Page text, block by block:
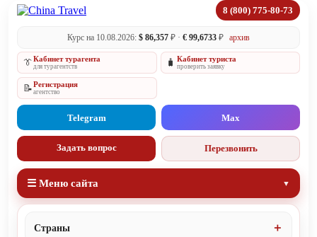
8 (800) 775-80-73
Курс на 10.08.2026: $ 86,357 ₽ · € 99,6733 ₽ архив
👔Кабинет турагента
для турагентств 🧳 Кабинет туриста
проверить заявку
📝Регистрация
агентство
Telegram Max
Задать вопрос Перезвонить
☰ Меню сайта
Страны